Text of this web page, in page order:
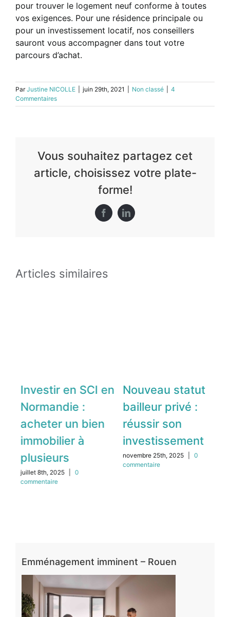
pour trouver le logement neuf conforme à toutes
vos exigences. Pour une résidence principale ou
pour un investissement locatif, nos conseillers
sauront vous accompagner dans tout votre
parcours d’achat.
ParJustine NICOLLE juin 29th, 2021 Non classé
4
Commentaires
Vous souhaitez partagez cet
article, choisissez votre plate-
forme!
FacebookLinkedIn
Articles similaires
Investir en SCI en
Normandie :
acheter un bien
immobilier à
plusieurs
juillet 8th, 2025 |
commentaire
Nouveau statut
bailleur privé :
réussir son
investissement
novembre 25th, 2025 |
commentaire
Emménagement imminent – Rouen